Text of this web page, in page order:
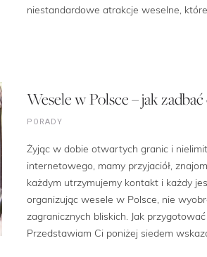
niestandardowe atrakcje weselne,
Wesele w Polsce – jak
PORADY
Żyjąc w dobie otwartych granic i
internetowego, mamy przyjaciół,
każdym utrzymujemy kontakt i każdy
organizując wesele w Polsce, nie
zagranicznych bliskich. Jak
Przedstawiam Ci poniżej siedem